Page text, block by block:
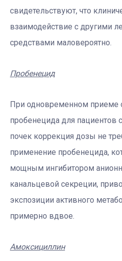
свидетельствуют, что
взаимодействие с другими
средствами маловероятно.
Пробенецид
При одновременном приеме
пробенецида для пациентов
почек коррекция дозы не
применение пробенецида,
мощным ингибитором
канальцевой секреции,
экспозиции активного
примерно вдвое.
Амоксициллин